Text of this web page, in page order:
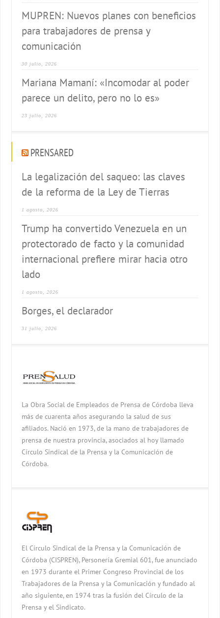
MUPREN: Nuevos planes con beneficios
para trabajadores de prensa y
comunicación
30 julio, 2026
Mariana Mamaní: «Incomodar al poder
parece un delito, pero no lo es»
23 julio, 2026
PRENSARED
La legalización del saqueo: las claves
de la reforma de la Ley de Tierras
1 agosto, 2026
Trump ha convertido Venezuela en un
protectorado de facto y la comunidad
internacional prefiere mirar hacia otro
lado
1 agosto, 2026
Borges, el declarador
31 julio, 2026
La Obra Social de Empleados de Prensa de Córdoba lleva
más de cuarenta años asegurando la salud de sus
afiliados. Nació en 1973, de la mano de trabajadores de
prensa de nuestra provincia, asociados al hoy llamado
Círculo Sindical de la Prensa y la Comunicación de
Córdoba.
El Círculo Sindical de la Prensa y la Comunicación de
Córdoba (CISPREN), Personería Gremial 601, fue anunciado
en 1973 durante el Primer Congreso Provincial de los
Trabajadores de la Prensa y la Comunicación y fundado al
año siguiente, en 1974 tras la fusión del Círculo de la
Prensa y el Sindicato.